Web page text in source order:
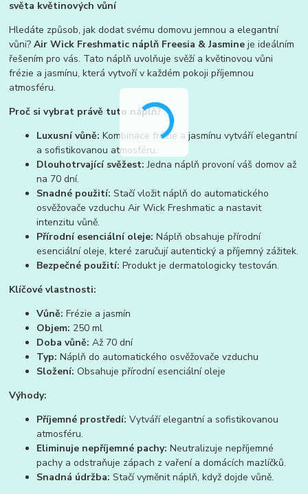
světa květinových vůní
Hledáte způsob, jak dodat svému domovu jemnou a elegantní
vůni?Air Wick Freshmatic náplň Freesia & Jasmine je ideálním
řešením pro vás. Tato náplň uvolňuje svěží a květinovou vůni
frézie a jasmínu, která vytvoří v každém pokoji příjemnou
atmosféru.
Proč si vybrat právě tuto náplň?
Luxusní vůně: Kombinace frézie a jasmínu vytváří elegantní
a sofistikovanou atmosféru.
Dlouhotrvající svěžest: Jedna náplň provoní váš domov až
na 70 dní.
Snadné použití: Stačí vložit náplň do automatického
osvěžovače vzduchu Air Wick Freshmatic a nastavit
intenzitu vůně.
Přírodní esenciální oleje: Náplň obsahuje přírodní
esenciální oleje, které zaručují autentický a příjemný zážitek.
Bezpečné použití: Produkt je dermatologicky testován.
Klíčové vlastnosti:
Vůně: Frézie a jasmín
Objem: 250 ml
Doba vůně: Až 70 dní
Typ: Náplň do automatického osvěžovače vzduchu
Složení: Obsahuje přírodní esenciální oleje
Výhody:
Příjemné prostředí: Vytváří elegantní a sofistikovanou
atmosféru.
Eliminuje nepříjemné pachy: Neutralizuje nepříjemné
pachy a odstraňuje zápach z vaření a domácích mazlíčků.
Snadná údržba: Stačí vyměnit náplň, když dojde vůně.